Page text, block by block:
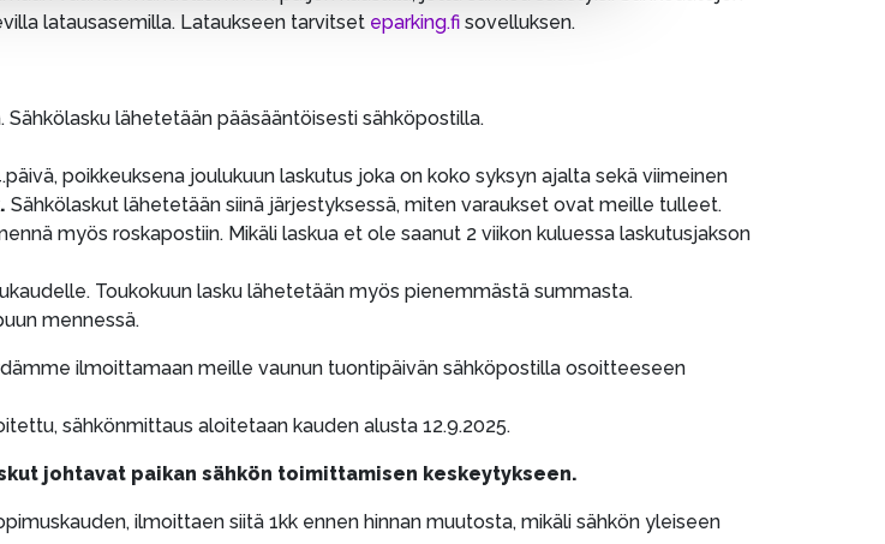
latausasemilla. Lataukseen tarvitset eparking.fisovelluksen.
lähetetään pääsääntöisesti sähköpostilla.
poikkeuksena joulukuun laskutus joka on koko syksyn ajalta sekä viimeinen
Sähkölaskut lähetetään siinä järjestyksessä, miten varaukset ovat meille tulleet.
myös roskapostiin. Mikäli laskua et ole saanut 2 viikon kuluessa laskutusjakson
Toukokuun lasku lähetetään myös pienemmästä summasta.
mennessä.
ilmoittamaan meille vaunun tuontipäivän sähköpostilla osoitteeseen
sähkönmittaus aloitetaan kauden alusta 12.9.2025.
johtavat paikan sähkön toimittamisen keskeytykseen.
ilmoittaen siitä 1kk ennen hinnan muutosta, mikäli sähkön yleiseen